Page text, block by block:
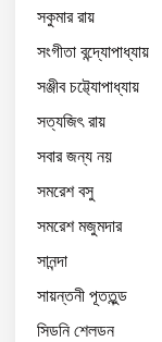
সকুমার রায়
সংগীতা বন্দ্যোপাধ্যায়
সঞ্জীব চট্ট্যোপাধ্যায়
সত্যজিৎ রায়
সবার জন্য নয়
সমরেশ বসু
সমরেশ মজুমদার
সানন্দা
সায়ন্তনী পূততুন্ড
সিডনি শেলডন